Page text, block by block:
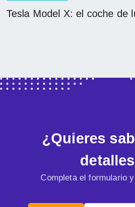
Tesla Model X: el coche de
¿Quieres
Completa el formulario